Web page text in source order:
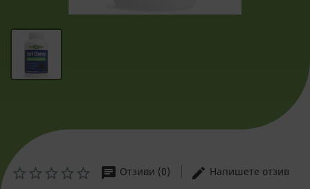
chat Отзиви (0) edit Напишете отзив